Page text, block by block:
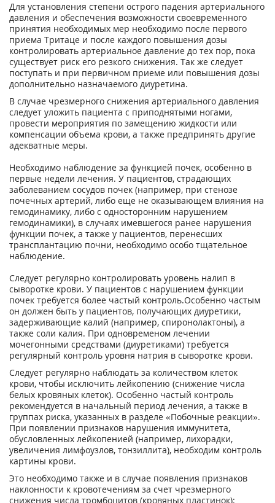
Для установления степени острого падения артериального
давления и обеспечения возможности своевременного
принятия необходимых мер необходимо после первого
приема Тритаце и после каждого повышения дозы
контролировать артериальное давление до тех пор, пока
существует риск его резкого снижения. Так же следует
поступать и при первичном приеме или повышения дозы
дополнительно назначаемого диуретина.
В случае чрезмерного снижения артериального давления
следует уложить пациента с приподнятыми ногами,
провести мероприятия по замещению жидкости или
компенсации объема крови, а также предпринять другие
адекватные меры.
Необходимо наблюдение за функцией почек, особенно в
первые недели лечения. У пациентов, страдающих
заболеванием сосудов почек (например, при стенозе
почечных артерий, либо еще не оказывающем влияния на
гемодинамику, либо с односторонним нарушением
гемодинамики), в случаях имевшегося ранее нарушения
функции почек, а также у пациентов, перенесших
трансплантацию почни, необходимо особо тщательное
наблюдение.
Следует регулярно контролировать уровень налип в
сыворотке крови. У пациентов с нарушением функции
почек требуется более частый контроль.Особенно частым
он должен быть у пациентов, получающих диуретики,
задерживающие калий (например, спиронолактоны), а
также соли калия. При одновременом лечении
мочегонными средствами (диуретиками) требуется
регулярный контроль уровня натрия в сыворотке крови.
Следует регулярно наблюдать за количеством клеток
крови, чтобы исключить лейкопению (снижение числа
белых кровяных клеток). Особенно частый контроль
рекомендуется в начальный период лечения, а также в
группах риска, указанных в разделе «Побочные реакции».
При появлении признаков нарушения иммунитета,
обусловленных лейкопенией (например, лихорадки,
увеличения лимфоузлов, тонзиллита), необходим контроль
картины крови.
Это необходимо также и в случае появления признаков
наклонности к кровотечениям за счет чрезмерного
снижения числа тромбоцитов (кровяных пластинок):